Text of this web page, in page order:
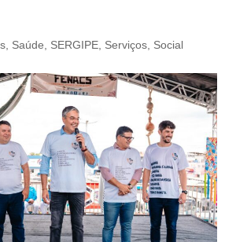
, Saúde SERGIPE, Serviços, Social